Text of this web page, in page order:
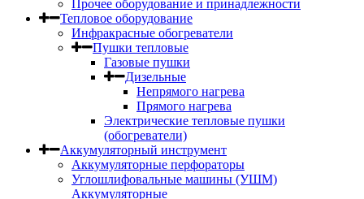
Прочее оборудование и принадлежности
Тепловое оборудование
Инфракрасные обогреватели
Пушки тепловые
Газовые пушки
Дизельные
Непрямого нагрева
Прямого нагрева
Электрические тепловые пушки
(обогреватели)
Аккумуляторный инструмент
Аккумуляторные перфораторы
Углошлифовальные машины (УШМ)
Аккумуляторные